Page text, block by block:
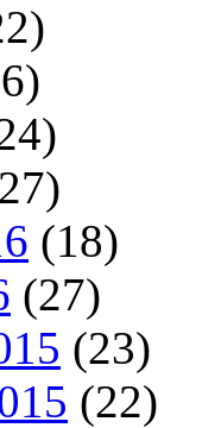
(18)
(27)
(23)
(22)